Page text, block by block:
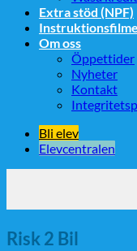
Extra stöd (NPF)
Om oss
Öppettider
Nyheter
Kontakt
Bli elev
Elevcentralen
Risk 2 Bil